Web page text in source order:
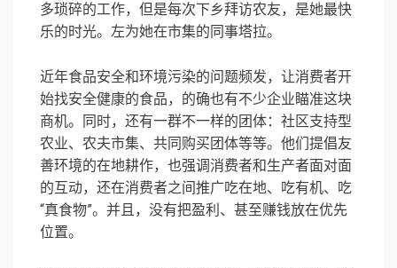
多琐碎的工作，但是每次下乡拜访农友，是她最快
乐的时光。左为她在市集的同事塔拉。
近年食品安全和环境污染的问题频发，让消费者开
始找安全健康的食品，的确也有不少企业瞄准这块
商机。同时，还有一群不一样的团体：社区支持型
农业、农夫市集、共同购买团体等等。他们提倡友
善环境的在地耕作，也强调消费者和生产者面对面
的互动，还在消费者之间推广吃在地、吃有机、吃
“真食物”。并且，没有把盈利、甚至赚钱放在优先
位置。